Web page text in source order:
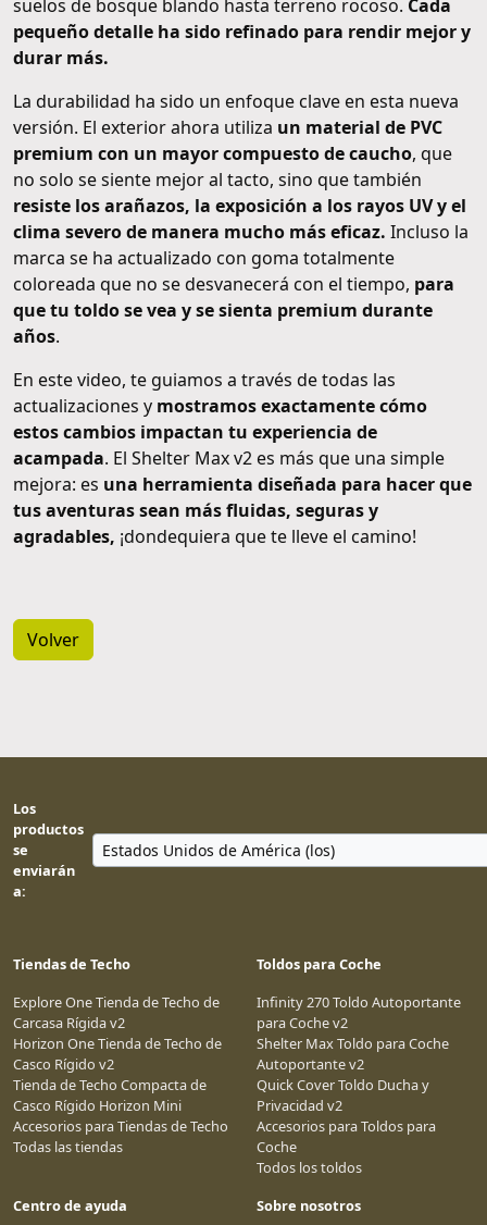
suelos de bosque blando hasta terreno rocoso. Cada
pequeño detalle ha sido refinado para rendir mejor y
durar más.
La durabilidad ha sido un enfoque clave en esta nueva
versión. El exterior ahora utiliza un material de PVC
premium con un mayor compuesto de caucho, que
no solo se siente mejor al tacto, sino que también
resiste los arañazos, la exposición a los rayos UV y el
clima severo de manera mucho más eficaz. Incluso la
marca se ha actualizado con goma totalmente
coloreada que no se desvanecerá con el tiempo, para
que tu toldo se vea y se sienta premium durante
años.
En este video, te guiamos a través de todas las
actualizaciones y mostramos exactamente cómo
estos cambios impactan tu experiencia de
acampada. El Shelter Max v2 es más que una simple
mejora: es una herramienta diseñada para hacer que
tus aventuras sean más fluidas, seguras y
agradables, ¡dondequiera que te lleve el camino!
Volver
Los
productos
se
enviarán
a:
Tiendas de Techo
Explore One Tienda de Techo de
Carcasa Rígida v2
Horizon One Tienda de Techo de
Casco Rígido v2
Tienda de Techo Compacta de
Casco Rígido Horizon Mini
Accesorios para Tiendas de Techo
Todas las tiendas
Toldos para Coche
Infinity 270 Toldo Autoportante
para Coche v2
Shelter Max Toldo para Coche
Autoportante v2
Quick Cover Toldo Ducha y
Privacidad v2
Accesorios para Toldos para
Coche
Todos los toldos
Centro de ayuda
Sobre nosotros